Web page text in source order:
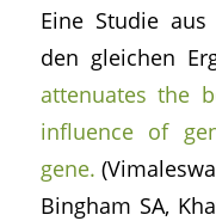
Eine Studie
den gleichen
attenuates the
influence of
gene.
Bingham SA,